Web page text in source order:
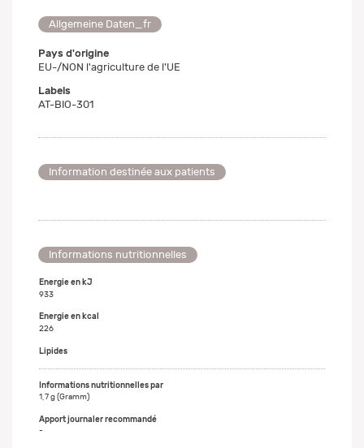
Allgemeine Daten_fr
Pays d'origine
EU-/NON l'agriculture de l'UE
Labels
AT-BIO-301
Information destinée aux patients
Informations nutritionnelles
Energie en kJ
933
Energie en kcal
226
Lipides
1,7 g (Gramm)
-